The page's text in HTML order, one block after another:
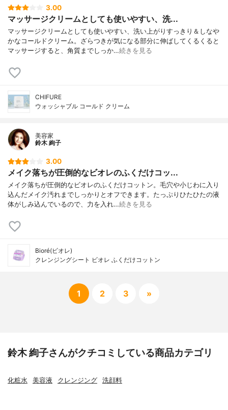
3.00
マッサージクリームとしても使いやすい、洗...
マッサージクリームとしても使いやすい、洗い上がりすっきり＆しなや
かなコールドクリーム。ざらつきが気になる部分に伸ばしてくるくると
マッサージすると、角質までしっか…続きを見る
CHIFURE
ウォッシャブル コールド クリーム
美容家
鈴木 絢子
3.00
メイク落ちが圧倒的なビオレのふくだけコッ...
メイク落ちが圧倒的なビオレのふくだけコットン。毛穴や小じわに入り
込んだメイク汚れまでしっかりとオフできます。たっぷりひたひたの液
体がしみ込んでいるので、力を入れ…続きを見る
Bioré(ビオレ)
クレンジングシート ビオレ ふくだけコットン
1 2 3 »
鈴木 絢子さんがクチコミしている商品カテゴリ
化粧水 美容液 クレンジング 洗顔料